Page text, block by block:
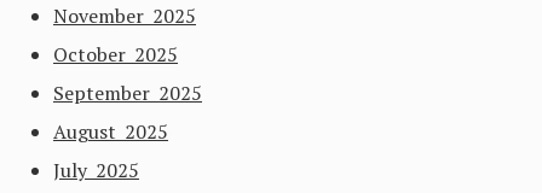
November 2025
October 2025
September 2025
August 2025
July 2025